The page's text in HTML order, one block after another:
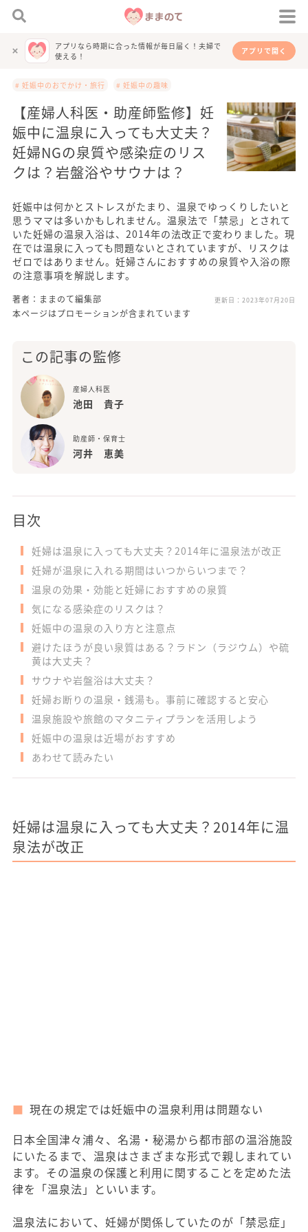
アプリなら時期に合った情報が毎日届く！夫婦で
使える！
アプリで開く
# 妊娠中のおでかけ・旅行 # 妊娠中の趣味
【産婦人科医・助産師監修】妊
娠中に温泉に入っても大丈夫？
妊婦NGの泉質や感染症のリス
クは？岩盤浴やサウナは？
妊娠中は何かとストレスがたまり、温泉でゆっくりしたいと
思うママは多いかもしれません。温泉法で「禁忌」とされて
いた妊婦の温泉入浴は、2014年の法改正で変わりました。現
在では温泉に入っても問題ないとされていますが、リスクは
ゼロではありません。妊婦さんにおすすめの泉質や入浴の際
の注意事項を解説します。
著者：ままのて編集部 更新日： 2023年07月20日
本ページはプロモーションが含まれています
この記事の監修
産婦人科医
池田 貴子
助産師・保育士
河井 恵美
目次
妊婦は温泉に入っても大丈夫？2014年に温泉法が改正
妊婦が温泉に入れる期間はいつからいつまで？
温泉の効果・効能と妊婦におすすめの泉質
気になる感染症のリスクは？
妊娠中の温泉の入り方と注意点
避けたほうが良い泉質はある？ラドン（ラジウム）や硫
黄は大丈夫？
サウナや岩盤浴は大丈夫？
妊婦お断りの温泉・銭湯も。事前に確認すると安心
温泉施設や旅館のマタニティプランを活用しよう
妊娠中の温泉は近場がおすすめ
あわせて読みたい
妊婦は温泉に入っても大丈夫？2014年に温
泉法が改正
現在の規定では妊娠中の温泉利用は問題ない
日本全国津々浦々、名湯・秘湯から都市部の温浴施設
にいたるまで、温泉はさまざまな形式で親しまれてい
ます。その温泉の保護と利用に関することを定めた法
律を「温泉法」といいます。
温泉法において、妊婦が関係していたのが「禁忌症」